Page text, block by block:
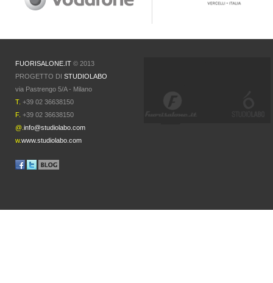
FUORISALONE.IT © 2013
PROGETTO DI STUDIOLABO
via Pastrengo 5/A - Milano
T. +39 02 36638150
F. +39 02 36638150
@. info@studiolabo.com
w.www.studiolabo.com